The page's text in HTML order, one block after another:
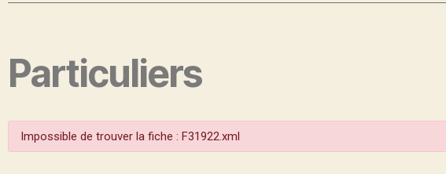
Particuliers
Impossible de trouver la fiche : F31922.xml